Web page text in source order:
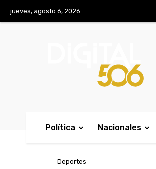
jueves, agosto 6, 2026
Política Nacionales
Deportes